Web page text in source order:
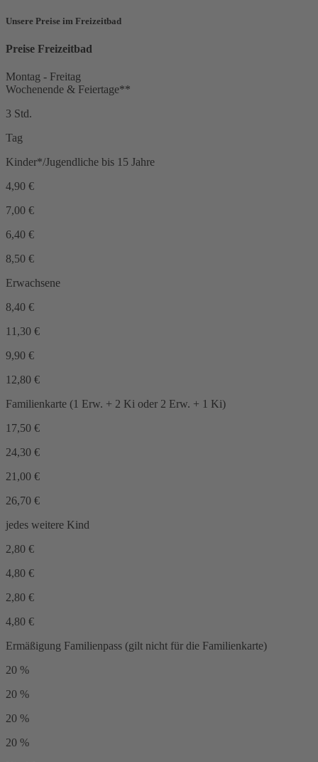
Unsere Preise im Freizeitbad
Preise Freizeitbad
Montag - Freitag
Wochenende & Feiertage**
3 Std.
Tag
Kinder*/Jugendliche bis 15 Jahre
4,90 €
7,00 €
6,40 €
8,50 €
Erwachsene
8,40 €
11,30 €
9,90 €
12,80 €
Familienkarte (1 Erw. + 2 Ki oder 2 Erw. + 1 Ki)
17,50 €
24,30 €
21,00 €
26,70 €
jedes weitere Kind
2,80 €
4,80 €
2,80 €
4,80 €
Ermäßigung Familienpass (gilt nicht für die Familienkarte)
20 %
20 %
20 %
20 %